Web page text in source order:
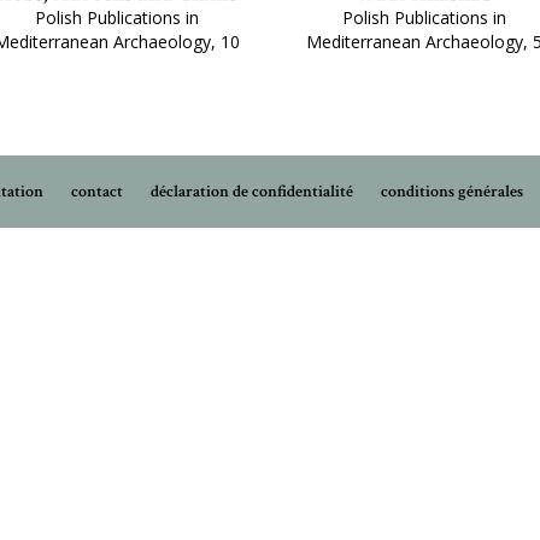
Polish Publications in
Archaeology, 10
Polish Publications in
Mediterranean Archaeology, 5
contact déclaration de confidentialité conditions générales